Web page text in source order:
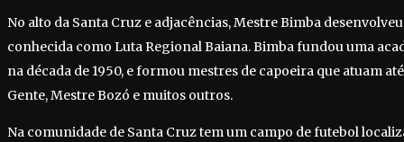
No alto da Santa Cruz e adjacências, Mestre Bimba
conhecida como Luta Regional Baiana. Bimba fundou uma
na década de 1950, e formou mestres de capoeira que atuam
Gente, Mestre Bozó e muitos outros.
Na comunidade de Santa Cruz tem um campo de futebol